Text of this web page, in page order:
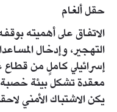
حقل ألغام
الاتفاق على أهميته
التهجير، وإدخال
إسرائيلي كاملٍ من قطاع
معقدة تشكل بيئة خصبة
يكن الاشتباك الأمني